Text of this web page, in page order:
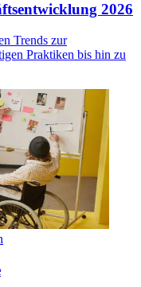
2026
Trends zur
Praktiken bis hin zu